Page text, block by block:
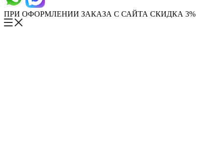
ПРИ ОФОРМЛЕНИИ ЗАКАЗА С САЙТА СКИДКА 3%